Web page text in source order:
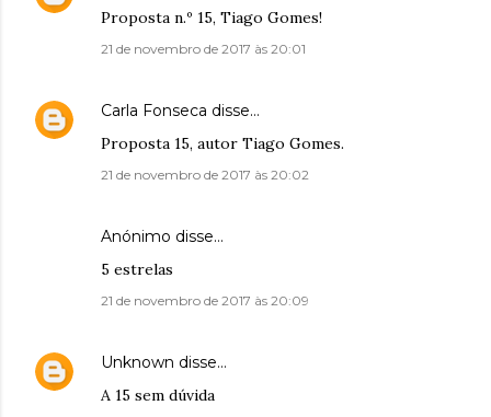
Proposta n.º 15, Tiago Gomes!
21 de novembro de 2017 às 20:01
Carla Fonseca disse…
Proposta 15, autor Tiago Gomes.
21 de novembro de 2017 às 20:02
Anónimo disse…
5 estrelas
21 de novembro de 2017 às 20:09
Unknown disse…
A 15 sem dúvida